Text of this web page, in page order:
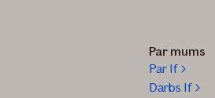
Par mums
Par If
Darbs If